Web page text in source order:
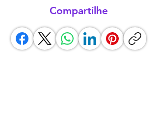
Compartilhe